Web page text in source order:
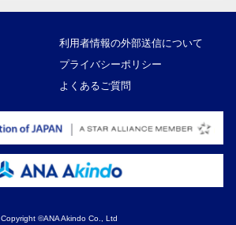
利用者情報の外部送信について
プライバシーポリシー
よくあるご質問
Copyright ©ANA Akindo Co., Ltd